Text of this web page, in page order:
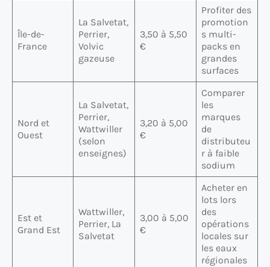
Île-de-
France
La Salvetat,
Perrier,
Volvic
gazeuse
3,50 à 5,50
€
Profiter des
promotion
s multi-
packs en
grandes
surfaces
Nord et
Ouest
La Salvetat,
Perrier,
Wattwiller
(selon
enseignes)
3,20 à 5,00
€
Comparer
les
marques
de
distributeu
r à faible
sodium
Est et
Grand Est
Wattwiller,
Perrier, La
Salvetat
3,00 à 5,00
€
Acheter en
lots lors
des
opérations
locales sur
les eaux
régionales